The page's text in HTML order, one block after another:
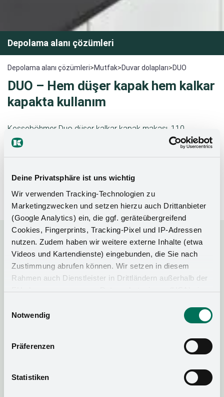
Deine Privatsphäre ist uns wichtig
Wir verwenden Tracking-Technologien zu
Marketingzwecken und setzen hierzu auch Drittanbieter
(Google Analytics) ein, die ggf. geräteübergreifend
Cookies, Fingerprints, Tracking-Pixel und IP-Adressen
nutzen. Zudem haben wir weitere externe Inhalte (etwa
Videos und Kartendienste) eingebunden, die Sie nach
Zustimmung abrufen können. Wir setzen in diesem
Rahmen auch Dienstleister in Drittländern außerhalb der
EU ohne angemessenes Datenschutzniveau (USA) ein,
zu Sicherheits- und Überwachungszwecken zugreifen,
Rechtsmittel einlegen können. Mit Ihrer Einstellung
willigen Sie in die oben beschriebenen Vorgänge ein. Sie
widerrufen. Mehr Informationen finden Sie in unserer
Impressum.
Notwendig
Präferenzen
Statistiken
Depolama alanı çözümleri
Depolama alanı çözümleri>Mutfak>Duvar dolapları>DUO
DUO – Hem düşer kapak hem kalkar
kapakta kullanım
Kesseböhmer Duo düşer kalkar kapak makası, 110
derecelik bir açılma açısına sahiptir. Standart ya da entegre
ölçüsüne bağlı olarak tek ya da çift taraflı olarak kullanılabilir.
Çerçeve genişliği 45 mm ve üzeri ahşap veya alüminyum
çerçeveli kapaklar için uygundur.
Daha fazla bilgi mi? Elimizde var.